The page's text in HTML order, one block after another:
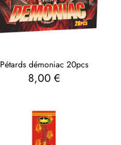
Pétards démoniac 20pcs
8,00 €